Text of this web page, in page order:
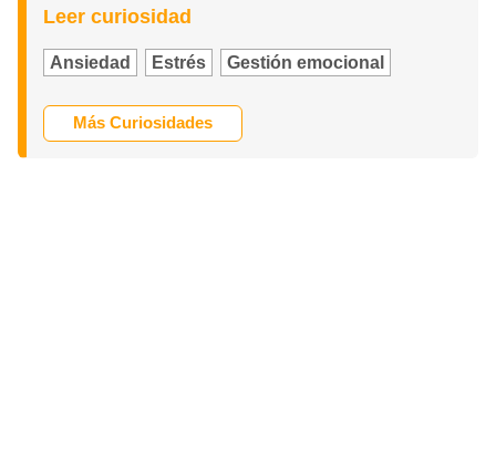
Leer curiosidad
Ansiedad Estrés Gestión emocional
Más Curiosidades